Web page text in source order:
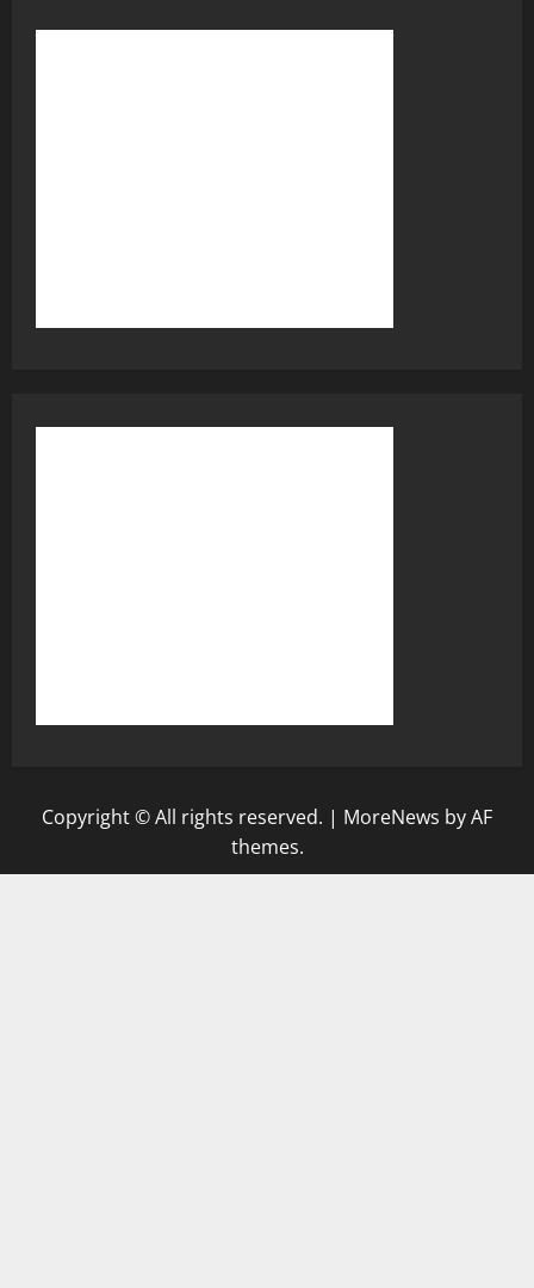
Copyright © All rights reserved. | MoreNews by AF
themes.